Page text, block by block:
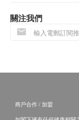
頭顱MRI
胃癌癌前病變/
胃蛋白酶原 II
情況，便於醫
陰超檢查僅
科檢查，檢
宮頸塗抹片
報告完成
檢報告。
體檢報告完
微信講解
關注我們
商戶合作 / 加盟